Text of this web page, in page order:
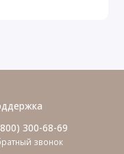
300-68-69
звонок